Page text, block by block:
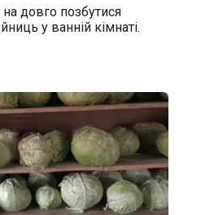
довго позбутися
у ванній кімнаті.